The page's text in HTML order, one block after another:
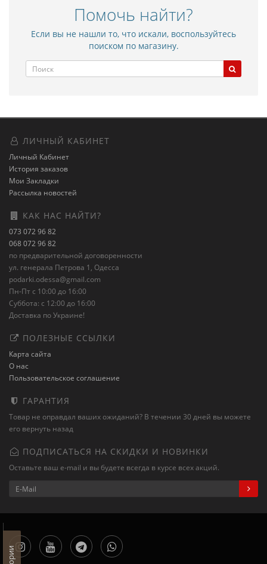
Помочь найти?
Если вы не нашли то, что искали, воспользуйтесь
поиском по магазину.
ЛИЧНЫЙ КАБИНЕТ
Личный Кабинет
История заказов
Мои Закладки
Рассылка новостей
КАК НАС НАЙТИ?
073 072 96 82
068 072 96 82
по предварительной договоренности
ул. генерала Петрова 1, Одесса
podarki.odessa@gmail.com
Пн-Пт с 10:00 до 16:00
Суббота: с 12:00 до 16:00
Доставка по Украине!
ПОЛЕЗНЫЕ ССЫЛКИ
Карта сайта
О нас
Пользовательское соглашение
ГАРАНТИЯ
Товар не оправдал ваших ожиданий? В течении 30 дней вы можете
его вернуть назад
ПОДПИСАТЬСЯ НА СКИДКИ И НОВИНКИ
Оставьте ваш e-mail и вы будете всегда в курсе всех акций.